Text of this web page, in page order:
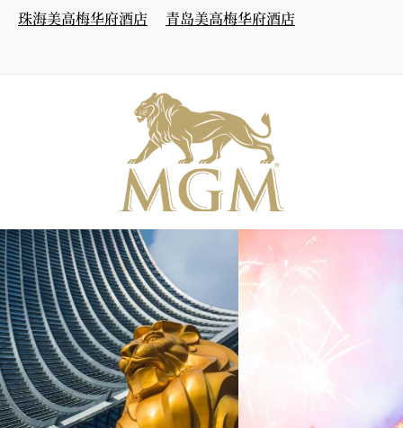
珠海美高梅华府酒店
青岛美高梅华府酒店